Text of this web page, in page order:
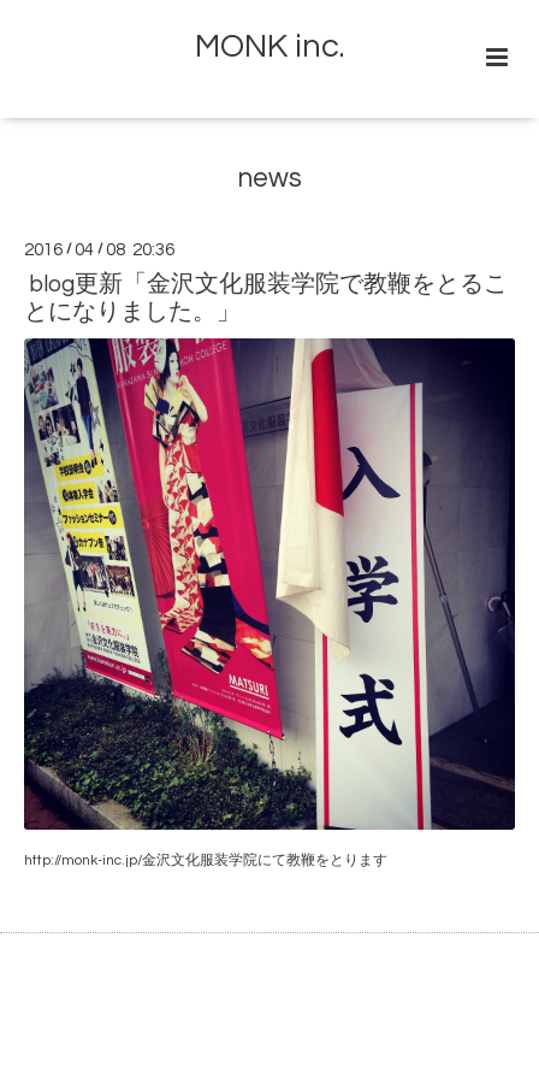
MONK inc.
news
2016 /04 /08 20:36
blog更新「金沢文化服装学院で教鞭をとるこ
とになりました。」
http://monk-inc.jp/金沢文化服装学院にて教鞭をとります